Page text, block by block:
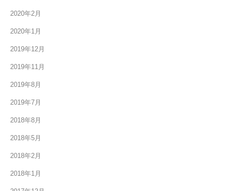
2020年2月
2020年1月
2019年12月
2019年11月
2019年8月
2019年7月
2018年8月
2018年5月
2018年2月
2018年1月